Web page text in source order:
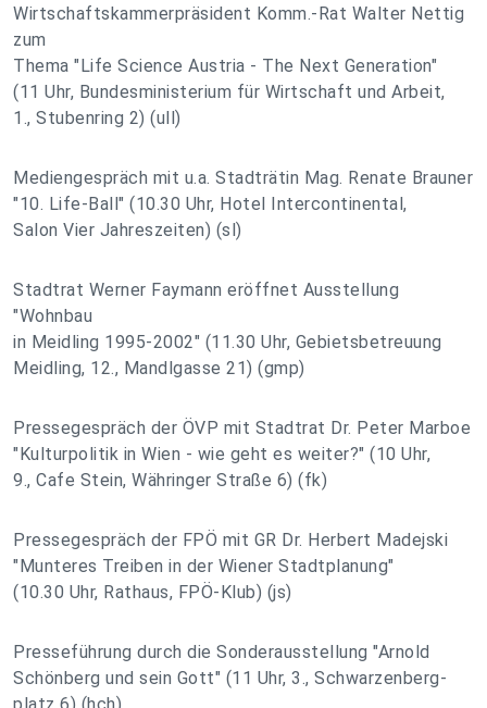
Wirtschaftskammerpräsident Komm.-Rat Walter Nettig
zum
Thema "Life Science Austria - The Next Generation"
(11 Uhr, Bundesministerium für Wirtschaft und Arbeit,
1., Stubenring 2) (ull)
Mediengespräch mit u.a. Stadträtin Mag. Renate Brauner
"10. Life-Ball" (10.30 Uhr, Hotel Intercontinental,
Salon Vier Jahreszeiten) (sl)
Stadtrat Werner Faymann eröffnet Ausstellung
"Wohnbau
in Meidling 1995-2002" (11.30 Uhr, Gebietsbetreuung
Meidling, 12., Mandlgasse 21) (gmp)
Pressegespräch der ÖVP mit Stadtrat Dr. Peter Marboe
"Kulturpolitik in Wien - wie geht es weiter?" (10 Uhr,
9., Cafe Stein, Währinger Straße 6) (fk)
Pressegespräch der FPÖ mit GR Dr. Herbert Madejski
"Munteres Treiben in der Wiener Stadtplanung"
(10.30 Uhr, Rathaus, FPÖ-Klub) (js)
Presseführung durch die Sonderausstellung "Arnold
Schönberg und sein Gott" (11 Uhr, 3., Schwarzenberg-